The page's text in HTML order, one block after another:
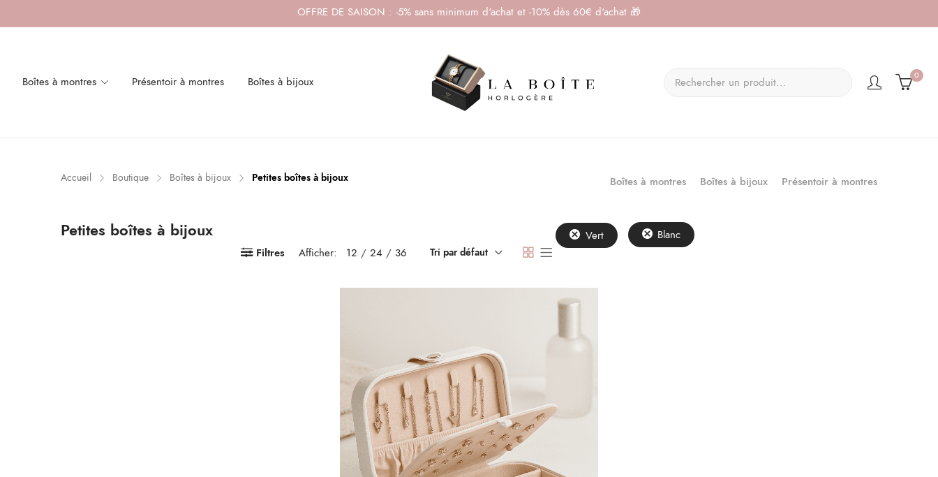
OFFRE DE SAISON : -5% sans minimum d'achat et -10% dès 60€ d'achat 🎁
Boîtes à montres Présentoir à montres Boîtes à bijoux 0
Accueil Boutique Boîtes à bijoux Petites boîtes à bijoux Boîtes à montres Boîtes à bijoux Présentoir à montres
Petites boîtes à bijoux
Filtres Afficher: 12 24 36 Tri par défaut
Vert Blanc